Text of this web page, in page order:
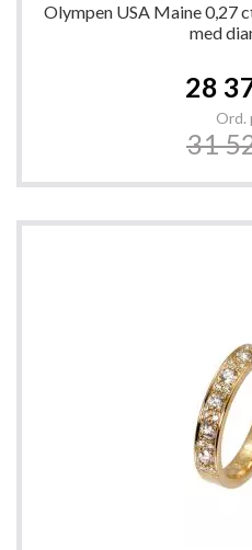
Olympen USA Maine 0,27
med
28
Ord.
31